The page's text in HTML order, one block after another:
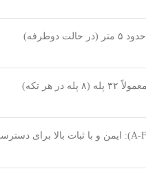
حدود ۵ متر (در حالت دوطرفه)
معمولاً ۳۲ پله (۸ پله در هر تکه)